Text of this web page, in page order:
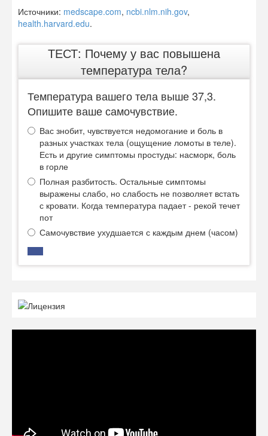
Источники: medscape.com, ncbi.nlm.nih.gov,
health.harvard.edu.
ТЕСТ: Почему у вас повышена
температура тела?
Температура вашего тела выше 37,3.
Опишите ваше самочувствие.
Вас знобит, чувствуется недомогание и боль в
разных участках тела (ощущение ломоты в теле).
Есть и другие симптомы простуды: насморк, боль
в горле
Полная разбитость. Остальные симптомы
выражены слабо, но слабость не позволяет встать
с кровати. Когда температура падает - рекой течет
пот
Самочувствие ухудшается с каждым днем (часом)